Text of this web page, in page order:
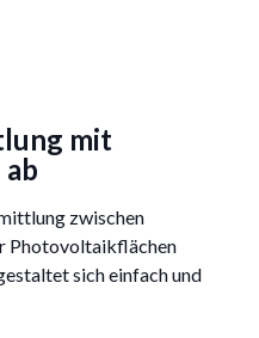
mit
zwischen
Photovoltaikflächen
sich einfach und